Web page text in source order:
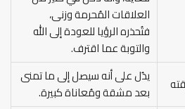
العلاقات المُحرمة وزنى،
فتُحذره الرؤيا للعودة إلى الله
والتوبة عما اقترف.
يدُل على أنه سيصل إلى ما تمنى
بعد مشقة ومُعاناة كبيرة.